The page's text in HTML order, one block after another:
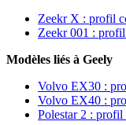
Zeekr X : profil
Zeekr 001 :
Modèles liés à Geely
Volvo EX30 :
Volvo EX40 :
Polestar 2 : profil